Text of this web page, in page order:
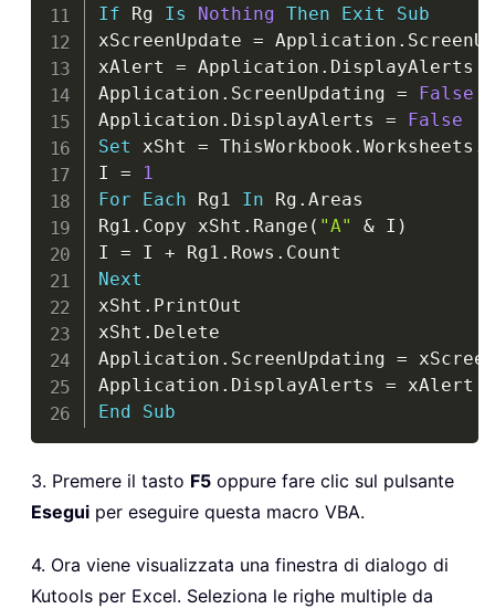
If Rg Is Nothing Then Exit
Sub
xScreenUpdate = Application .
xAlert = Application . DisplayAlerts
Application . ScreenUpdating =
False
Application . DisplayAlerts =
False
Set xSht = ThisWorkbook . Worksheets .
I =
1
For
Each Rg1 In Rg . Areas
Rg1 . Copy xSht . Range ( "A" & I )
I = I + Rg1 . Rows .
Next
xSht . PrintOut
xSht . Delete
Application . ScreenUpdating =
Application . DisplayAlerts =
End
Sub
3. Premere il tasto F5 oppure fare clic sul pulsante
Esegui per eseguire questa macro VBA.
4. Ora viene visualizzata una finestra di dialogo di
Kutools per Excel. Seleziona le righe multiple da